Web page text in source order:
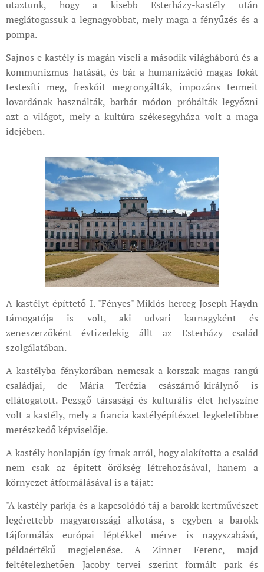
utaztunk, hogy a kisebb Esterházy-kastély után
meglátogassuk a legnagyobbat, mely maga a fényűzés és a
pompa.
Sajnos e kastély is magán viseli a második világháború és a
kommunizmus hatását, és bár a humanizáció magas fokát
testesíti meg, freskóit megrongálták, impozáns termeit
lovardának használták, barbár módon próbálták legyőzni
azt a világot, mely a kultúra székesegyháza volt a maga
idejében.
A kastélyt építtető I. "Fényes" Miklós herceg Joseph Haydn
támogatója is volt, aki udvari karnagyként és
zeneszerzőként évtizedekig állt az Esterházy család
szolgálatában.
A kastélyba fénykorában nemcsak a korszak magas rangú
családjai, de Mária Terézia császárnő-királynő is
ellátogatott. Pezsgő társasági és kulturális élet helyszíne
volt a kastély, mely a francia kastélyépítészet legkeletibbre
merészkedő képviselője.
A kastély honlapján így írnak arról, hogy alakította a család
nem csak az épített örökség létrehozásával, hanem a
környezet átformálásával is a tájat:
"A kastély parkja és a kapcsolódó táj a barokk kertművészet
legérettebb magyarországi alkotása, s egyben a barokk
tájformálás európai léptékkel mérve is nagyszabású,
példaértékű megjelenése. A Zinner Ferenc, majd
feltételezhetően Jacoby tervei szerint formált park és